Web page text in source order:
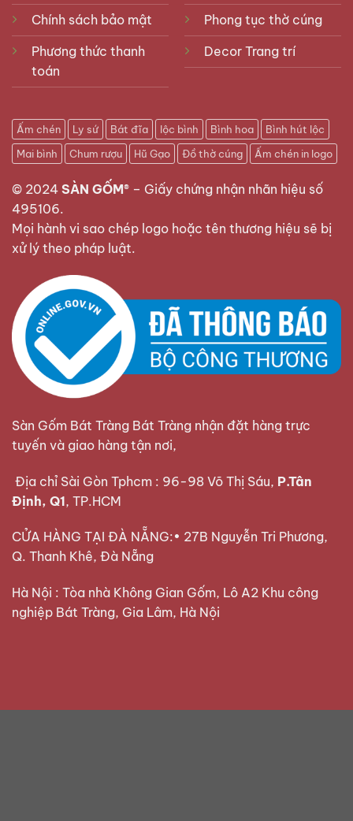
Chính sách bảo mật
Phương thức thanh
toán
Phong tục thờ cúng
Decor Trang trí
Ấm chén Ly sứ Bát đĩa lộc bình Bình hoa
Bình hút lộc
Mai bình
Chum rượu Hũ Gạo Đồ thờ cúng Ấm chén in logo
© 2024 SÀN GỐM® – Giấy chứng nhận nhãn hiệu số
495106.
Mọi hành vi sao chép logo hoặc tên thương hiệu sẽ bị
xử lý theo pháp luật.
Sàn Gốm Bát Tràng Bát Tràng nhận đặt hàng trực
tuyến và giao hàng tận nơi,
Địa chỉ Sài Gòn Tphcm : 96-98 Võ Thị Sáu, P.Tân
Định, Q1, TP.HCM
CỬA HÀNG TẠI ĐÀ NẴNG:• 27B Nguyễn Tri Phương,
Q. Thanh Khê, Đà Nẵng
Hà Nội : Tòa nhà Không Gian Gốm, Lô A2 Khu công
nghiệp Bát Tràng, Gia Lâm, Hà Nội